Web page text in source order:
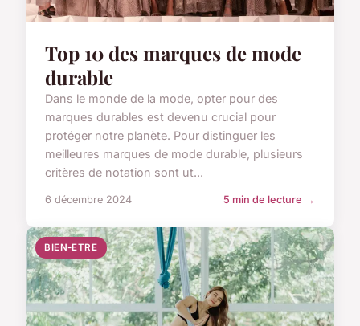
Top 10 des marques de mode
durable
Dans le monde de la mode, opter pour des
marques durables est devenu crucial pour
protéger notre planète. Pour distinguer les
meilleures marques de mode durable, plusieurs
critères de notation sont ut...
6 décembre 2024 5 min de lecture →
BIEN-ETRE